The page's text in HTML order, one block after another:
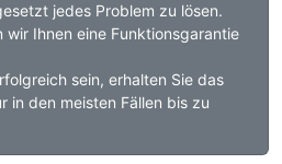
jedes Problem zu lösen.
wir Ihnen eine Funktionsgarantie
sein, erhalten Sie das
in den meisten Fällen bis zu